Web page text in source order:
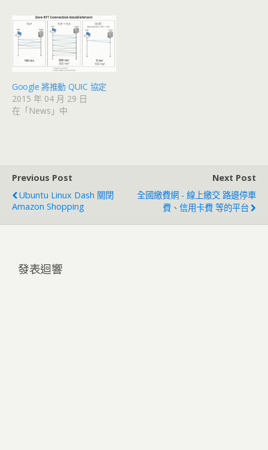
Google 將推動 QUIC 協定
2015 年 04 月 29 日
在「News」中
Previous Post
Ubuntu Linux Dash 關閉
Amazon Shopping
Next Post
全國繳費網 - 線上繳交 路邊停車
費、信用卡費 等的平台
發表迴響